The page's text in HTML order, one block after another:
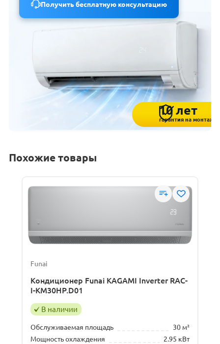
Получить бесплатную консультацию
10 лет
гарантия на монтаж
Похожие товары
Funai
Кондиционер Funai KAGAMI Inverter RAC-
I-KM30HP.D01
В наличии
Обслуживаемая площадь
30 м²
Мощность охлаждения
2.95 кВт